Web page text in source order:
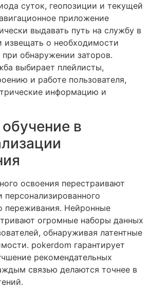
суток, геопозиции и текущей
приложение
выдавать путь на службу в
извещать о необходимости
при обнаружении заторов.
выбирает плейлисты,
и работе пользователя,
информацию и
в
освоения перестраивают
персонализированного
переживания. Нейронные
огромные наборы данных
обнаруживая латентные
pokerdom гарантирует
рекомендательных
связью делаются точнее в